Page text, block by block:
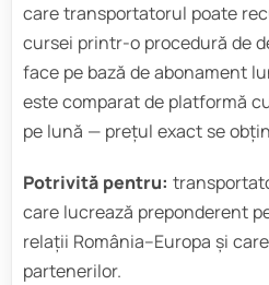
care transportatorul poate
cursei printr-o procedură de
face pe bază de abonament
este comparat de platformă
pe lună — prețul exact se
Potrivită pentru:
care lucrează preponderent
relații România–Europa și
partenerilor.